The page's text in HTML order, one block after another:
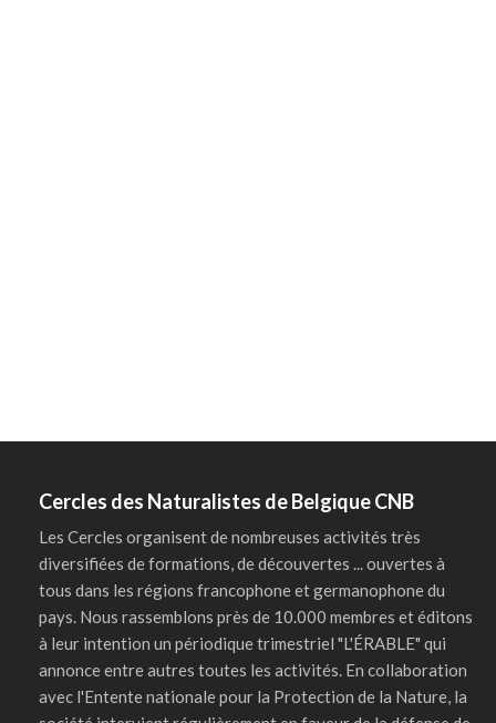
Cercles des Naturalistes de Belgique CNB
Les Cercles organisent de nombreuses activités très
diversifiées de formations, de découvertes ... ouvertes à
tous dans les régions francophone et germanophone du
pays. Nous rassemblons près de 10.000 membres et éditons
à leur intention un périodique trimestriel "L'ÉRABLE" qui
annonce entre autres toutes les activités. En collaboration
avec l'Entente nationale pour la Protection de la Nature, la